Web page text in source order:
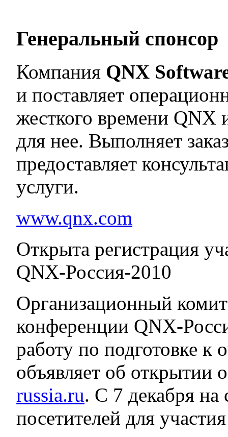
Генеральный спонсор
Компания QNX
и поставляет
жесткого времени QNX
для нее. Выполняет
предоставляет
услуги.
www.qnx.com
Открыта регистрация
QNX-Россия-2010
Организационный
конференции QNX-
работу по подготовке
объявляет об открытии
russia.ru. С 7 декабря на
посетителей для